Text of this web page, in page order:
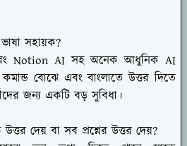
সহায়ক?
Notion AI সহ অনেক আধুনিক AI
বোঝে এবং বাংলাতে উত্তর দিতে
জন্য একটি বড় সুবিধা।
দেয় বা সব প্রশ্নের উত্তর দেয়?